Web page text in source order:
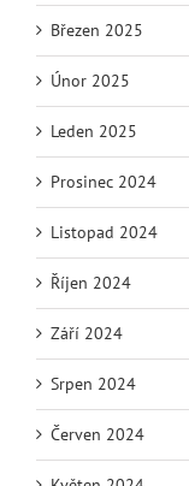
Březen 2025
Únor 2025
Leden 2025
Prosinec 2024
Listopad 2024
Říjen 2024
Září 2024
Srpen 2024
Červen 2024